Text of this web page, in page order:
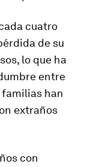
cuatro
de su
lo que ha
entre
familias han
extraños
con